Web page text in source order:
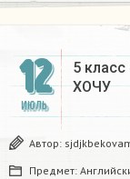
12
ИЮЛЬ
5
ХОЧУ
Автор:
Предмет: